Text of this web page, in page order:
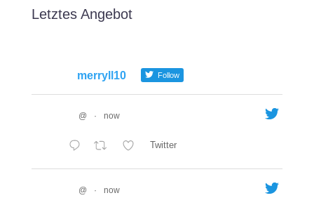
Letztes Angebot
merryll10 Follow
@ · now
Twitter
@ · now